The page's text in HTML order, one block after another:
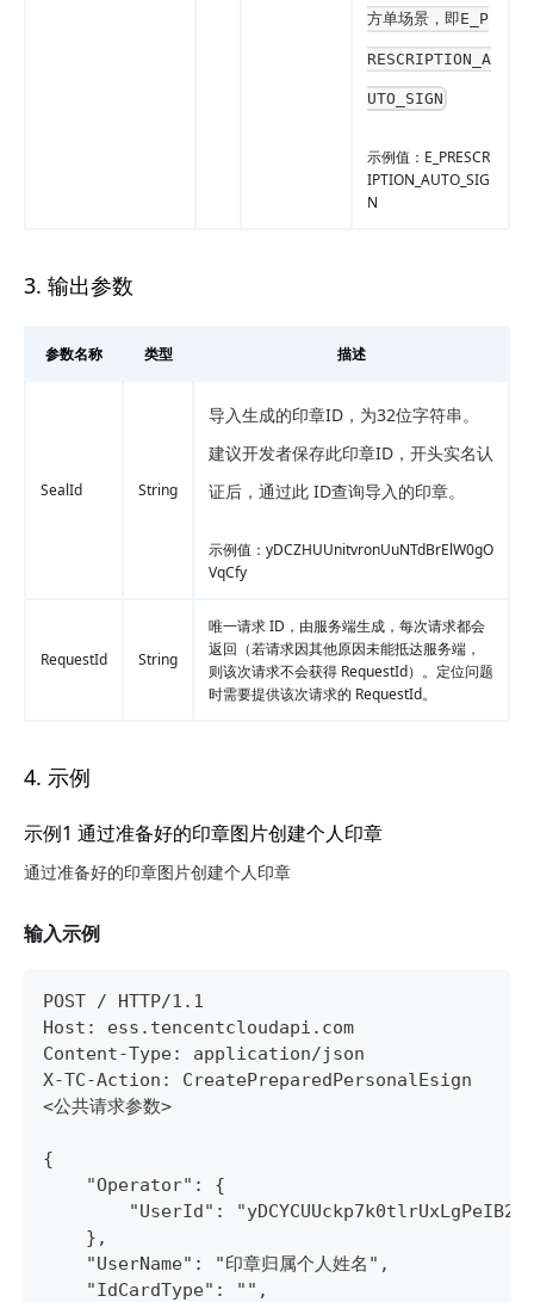
方单场景，即E_P
RESCRIPTION_A
UTO_SIGN
示例值：E_PRESCR
IPTION_AUTO_SIG
N
3. 输出参数
参数名称 类型 描述
SealId String
导入生成的印章ID，为32位字符串。
建议开发者保存此印章ID，开头实名认
证后，通过此 ID查询导入的印章。
示例值：yDCZHUUnitvronUuNTdBrElW0gO
VqCfy
RequestId String
唯一请求 ID，由服务端生成，每次请求都会
返回（若请求因其他原因未能抵达服务端，
则该次请求不会获得 RequestId）。定位问题
时需要提供该次请求的 RequestId。
4. 示例
示例1 通过准备好的印章图片创建个人印章
通过准备好的印章图片创建个人印章
输入示例
POST / HTTP/1.1
Host: ess.tencentcloudapi.com
Content-Type: application/json
X-TC-Action: CreatePreparedPersonalEsign
<公共请求参数>
{
    "Operator": {
"UserId":
    },
    "UserName": "印章归属个人姓名",
    "IdCardType": "",